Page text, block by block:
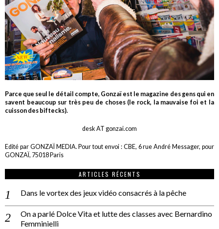
Parce que seul le détail compte, Gonzaï est le magazine des gens qui en
savent beaucoup sur très peu de choses (le rock, la mauvaise foi et la
cuisson des biftecks).
desk AT gonzai.com
Edité par GONZAÏ MEDIA. Pour tout envoi : CBE, 6 rue André Messager, pour
GONZAÏ, 75018 Paris
ARTICLES RÉCENTS
Dans le vortex des jeux vidéo consacrés à la pêche
On a parlé Dolce Vita et lutte des classes avec Bernardino
Femminielli